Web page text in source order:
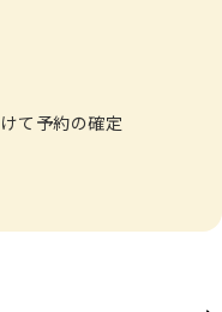
て予約の確定